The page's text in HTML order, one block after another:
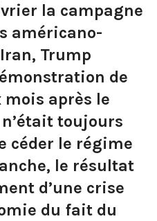
la campagne
américano-
Trump
de
mois après le
toujours
céder le régime
le résultat
d’une crise
du fait du